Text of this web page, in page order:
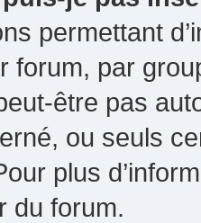
permettant
forum, par
être pas
ou seuls
plus
du forum.